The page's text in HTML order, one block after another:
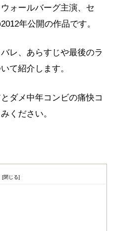
ォールバーグ主演、セ
年公開の作品です。
レ、あらすじや最後のラ
て紹介します。
ダメ中年コンビの痛快コ
ください。